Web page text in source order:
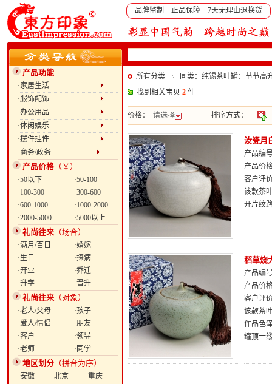
品牌监制 正品保障 7天无理由退换货
产品功能
·家居生活
·服饰配饰
·办公用品
·休闲娱乐
·摆件挂件
·商务/政务
产品价格（￥）
·50以下
·50-100
·100-300
·300-600
·600-1000
·1000-2000
·2000-5000
·5000以上
礼尚往来 （场合）
·满月/百日
·婚嫁
·生日
·探病
·开业
·乔迁
·升学
·晋升
礼尚往来 （对象）
·老人/父母
·孩子
·爱人/情侣
·朋友
·客户
·领导
·老师
·同学
地区划分 （拼音为序）
·安徽 ·北京
·重庆
所有分类
同类：纯锡茶叶罐：节节高
找到相关宝贝 2 件
价格： 请选择 排序方式：
汝瓷月
产品编
产品价
客户评
该款茶
开片纹
稻草烧
产品编
产品价
客户评
该款茶
作品色
罐顶一